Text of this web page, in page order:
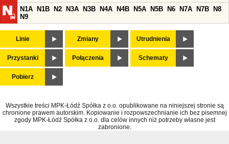
N1A
N1B N2 N3A N3B N4A N4B N5A N5B N6 N7A N7B
N8
N9
Linie Zmiany Utrudnienia
Przystanki Połączenia Schematy
Pobierz
Wszystkie treści MPK-Łódź Spółka z o.o. opublikowane na niniejszej stronie są
chronione prawem autorskim. Kopiowanie i rozpowszechnianie ich bez pisemnej
zgody MPK-Łódź Spółka z o.o. dla celów innych niż potrzeby własne jest
zabronione.